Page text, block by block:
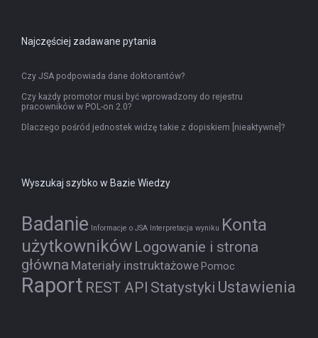
Najczęściej zadawane pytania
Czy JSA podpowiada dane doktorantów?
Czy każdy promotor musi być wprowadzony do rejestru
pracowników w POL-on 2.0?
Dlaczego pośród jednostek widzę takie z dopiskiem [nieaktywne]?
Wyszukaj szybko w Bazie Wiedzy
Badanie Informacje o JSA Interpretacja wyniku Konta
użytkowników Logowanie i strona
główna Materiały instruktażowe Pomoc
Raport REST API Statystyki Ustawienia